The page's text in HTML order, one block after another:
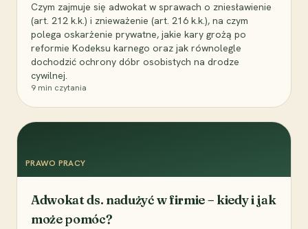
Czym zajmuje się adwokat w sprawach o zniesławienie
(art. 212 k.k.) i znieważenie (art. 216 k.k.), na czym
polega oskarżenie prywatne, jakie kary grożą po
reformie Kodeksu karnego oraz jak równolegle
dochodzić ochrony dóbr osobistych na drodze
cywilnej.
9 min czytania
PRAWO PRACY
Adwokat ds. nadużyć w firmie – kiedy i jak
może pomóc?